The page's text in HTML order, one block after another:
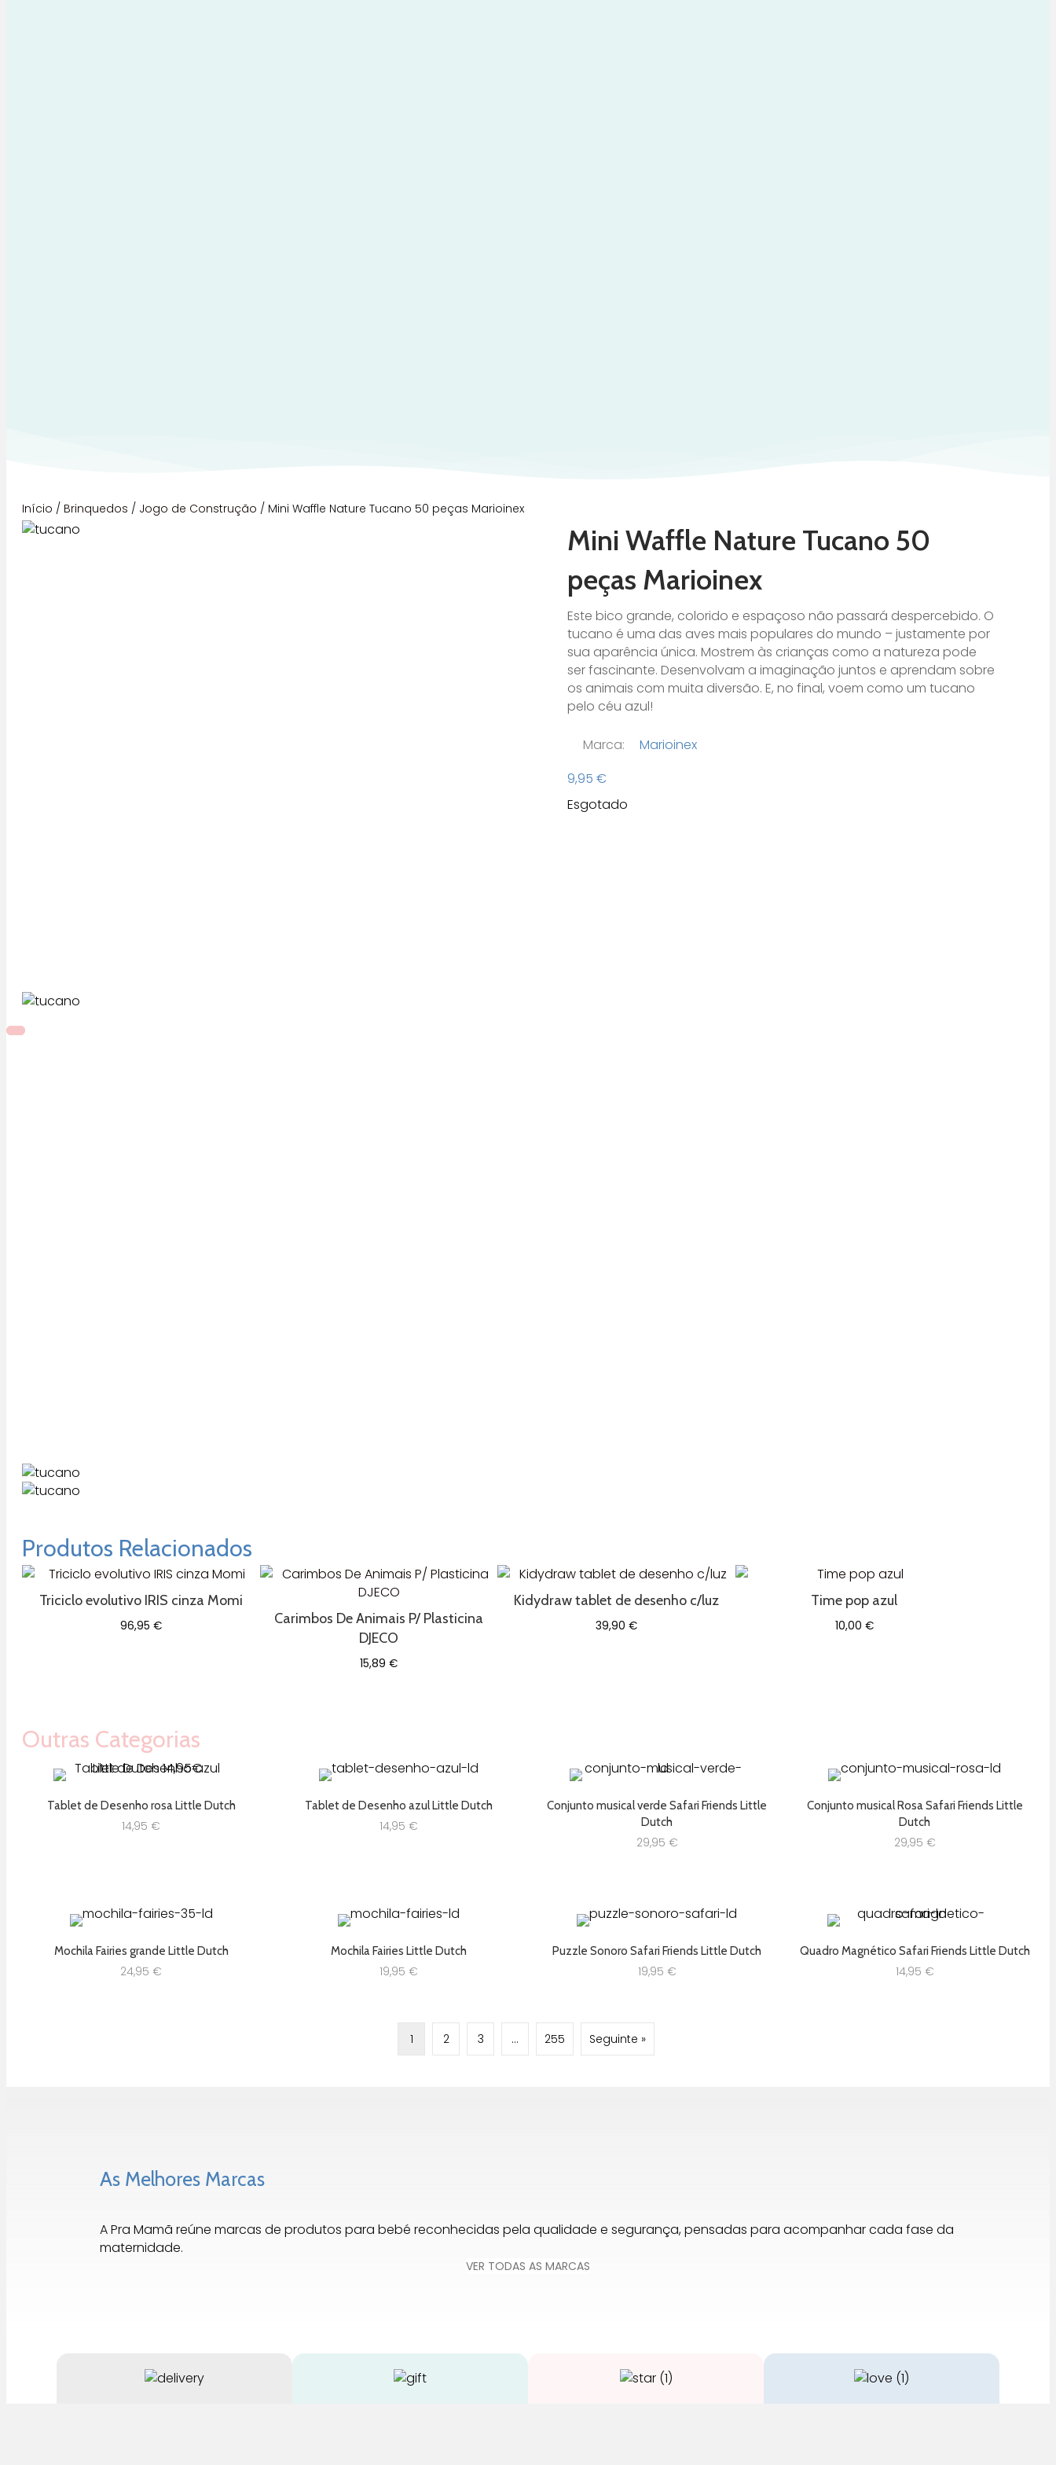
Início / Brinquedos / Jogo de Construção / Mini Waffle Nature Tucano 50 peças Marioinex
Mini Waffle Nature Tucano 50
peças Marioinex
Este bico grande, colorido e espaçoso não passará despercebido. O
tucano é uma das aves mais populares do mundo – justamente por
sua aparência única. Mostrem às crianças como a natureza pode
ser fascinante. Desenvolvam a imaginação juntos e aprendam sobre
os animais com muita diversão. E, no final, voem como um tucano
pelo céu azul!
Marca:
Marioinex
9,95 €
Esgotado
Produtos Relacionados
Triciclo evolutivo IRIS cinza Momi
96,95 €
Carimbos De Animais P/ Plasticina
DJECO
15,89 €
Kidydraw tablet de desenho c/luz
39,90€
Time pop azul
10,00 €
Outras Categorias
Tablet de Desenho rosa Little Dutch
14,95 €
Tablet de Desenho azul Little Dutch
14,95 €
Conjunto musical verde Safari Friends Little
Dutch
29,95 €
Conjunto musical Rosa Safari Friends Little
Dutch
29,95 €
Mochila Fairies grande Little Dutch
24,95 €
Mochila Fairies Little Dutch
19,95 €
Puzzle Sonoro Safari Friends Little Dutch
19,95 €
Quadro Magnético Safari Friends Little Dutch
14,95 €
1 2 3 … 255 Seguinte »
As Melhores Marcas
A Pra Mamã reúne marcas de produtos para bebé reconhecidas pela qualidade e segurança, pensadas para acompanhar cada fase da
maternidade.
VER TODAS AS MARCAS